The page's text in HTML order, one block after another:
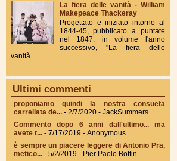
La fiera delle vanità - William
Makepeace Thackeray
Progettato e iniziato intorno al
1844-45, pubblicato a puntate
nel 1847, in volume l'anno
successivo, "La fiera delle
vanità...
Ultimi commenti
proponiamo quindi la nostra consueta
carrellata de... - 2/7/2020 - JackSummers
Commento dopo 6 anni dall'ultimo... ma
avete t... - 7/17/2019 - Anonymous
è sempre un piacere leggere di Antonio Pra,
metico... - 5/2/2019 - Pier Paolo Bottin